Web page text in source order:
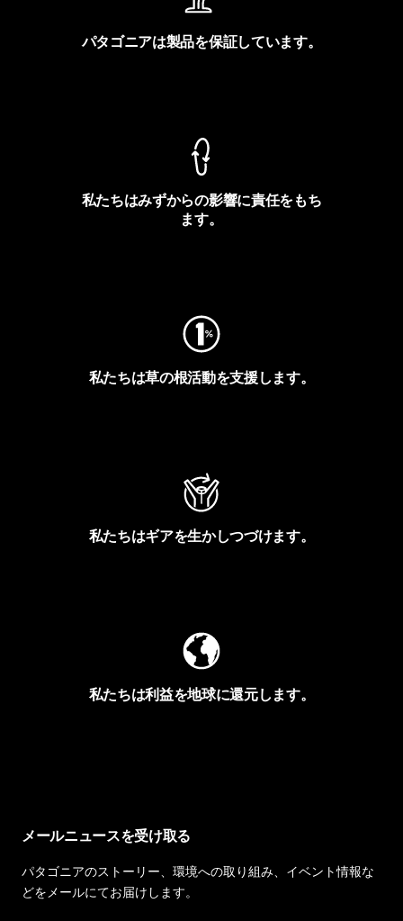
パタゴニアは製品を保証しています。
私たちはみずからの影響に責任をもち
ます。
私たちは草の根活動を支援します。
私たちはギアを生かしつづけます。
私たちは利益を地球に還元します。
メールニュースを受け取る
パタゴニアのストーリー、環境への取り組み、イベント情報な
どをメールにてお届けします。